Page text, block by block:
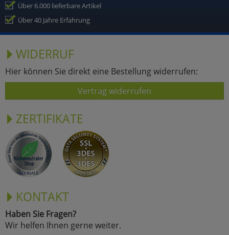
Über 6.000 lieferbare Artikel
Über 40 Jahre Erfahrung
WIDERRUF
Hier können Sie direkt eine Bestellung widerrufen:
Vertrag widerrufen
ZERTIFIKATE
KONTAKT
Haben Sie Fragen?
Wir helfen Ihnen gerne weiter.